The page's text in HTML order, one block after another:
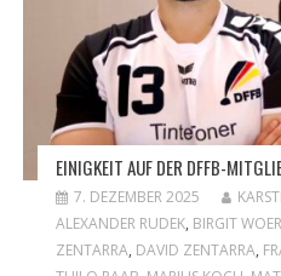
EINIGKEIT AUF DER DFFB-
7. DEZEMBER 2025
ALEXANDER RUDEK, BIRGIT
ZENTARRA, DAVID ZENTARRA,